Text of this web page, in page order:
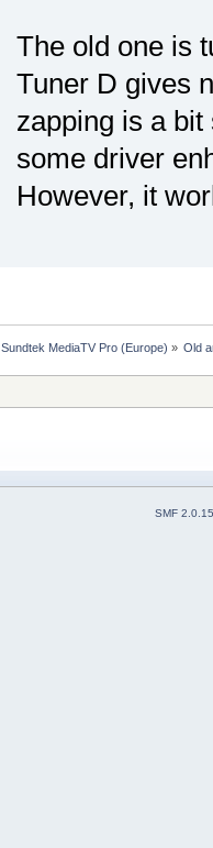
The old one is
Tuner D gives
zapping is a
some driver
However, it
Sundtek MediaTV Pro (Europe) » Old
SMF 2.0.15